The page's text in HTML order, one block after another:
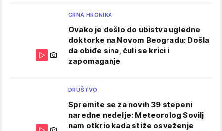
CRNA HRONIKA
Ovako je došlo do ubistva ugledne
doktorke na Novom Beogradu: Došla
da obiđe sina, čuli se krici i
zapomaganje
DRUŠTVO
Spremite se za novih 39 stepeni
naredne nedelje: Meteorolog Sovilj
nam otkrio kada stiže osveženje